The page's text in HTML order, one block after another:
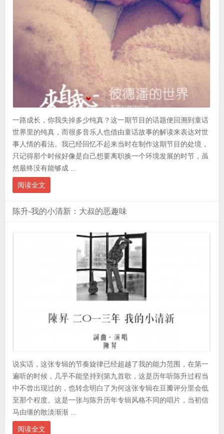
一路成长，你我失掉多少纯真？这一期节目的话题便回溯到童话
世界里的纯真，而很多音乐人也借由童话故事的解读来表达对世
事人情的看法。我已经回忆不起来当时在制作这期节目的处境，
只记得那个时候好像是自己想要离职换一个环境发展的时节，虽
然最终没有能够成 ...
阅读全文
陈升-我的小清新：大叔的恶趣味
说实话，这张专辑的节奏旋律已经超越了我的能力范围，在第一
遍听的时候，几乎不能坚持到第九首歌，这是历年听陈升过程当
中不曾出现过的，也转念明白了为何这张专辑在豆瓣评分里会低
至那个程度。这是一张与陈升历年专辑风格不同的唱片，当初信
马由缰的散淡渐渐 ...
阅读全文